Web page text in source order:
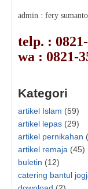
admin : fery sumanto
telp. :
wa : 0821-
Kategori
artikel Islam (59)
artikel lepas (29)
artikel pernikahan
artikel remaja (45)
buletin (12)
catering bantul